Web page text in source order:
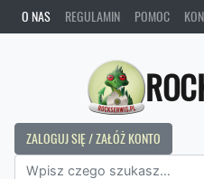
O NAS REGULAMIN POMOC
ZALOGUJ SIĘ / ZAŁÓŻ KONTO